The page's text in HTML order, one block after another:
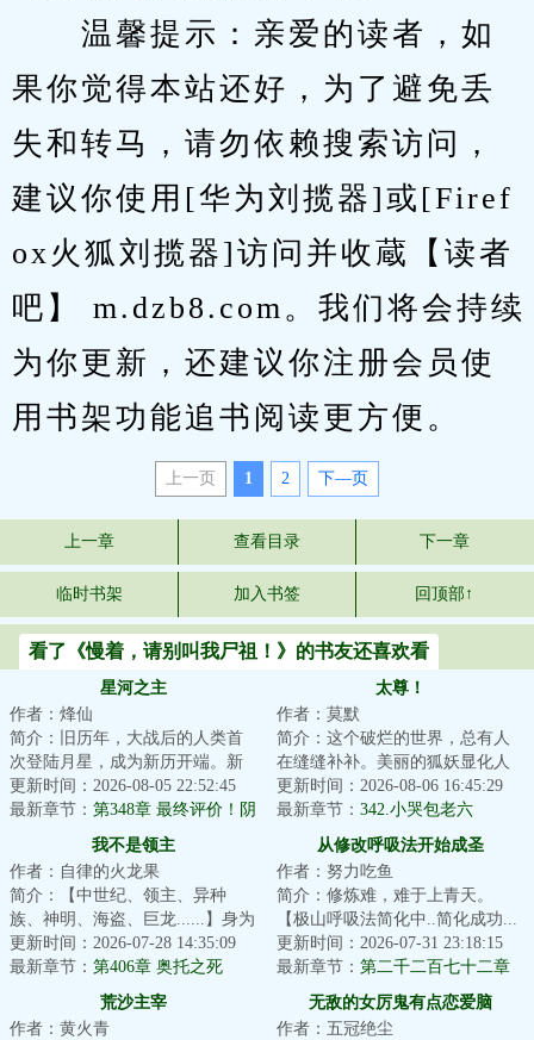
温馨提示：亲爱的读者，如
果你觉得本站还好，为了避免丢
失和转马，请勿依赖搜索访问，
建议你使用[华为刘揽器]或[Firef
ox火狐刘揽器]访问并收蔵【读者
吧】 m.dzb8.com。我们将会持续
为你更新，还建议你注册会员使
用书架功能追书阅读更方便。
上一页 1 2 下—页
上一章 查看目录 下一章
临时书架 加入书签 回顶部↑
看了《慢着，请别叫我尸祖！》的书友还喜欢看
星河之主
作者：烽仙
简介：旧历年，大战后的人类首
次登陆月星，成为新历开端。新
历年，月星人口超过亿，人类诞
生第一位星空武...
更新时间：2026-08-05 22:52:45
最新章节： 第348章 最终评价！阴
谋【万字求票】
太尊！
作者：莫默
简介：这个破烂的世界，总有人
在缝缝补补。美丽的狐妖显化人
身，毛茸茸的尾巴在身后摇曳生
姿，望着少年：...
更新时间：2026-08-06 16:45:29
最新章节： 342.小哭包老六
我不是领主
作者：自律的火龙果
简介：【中世纪、领主、异种
族、神明、海盗、巨龙......】身为
马匪头子，林恩本没有改变这个
时代的义务。...
更新时间：2026-07-28 14:35:09
最新章节： 第406章 奥托之死
从修改呼吸法开始成圣
作者：努力吃鱼
简介：修炼难，难于上青天。
【极山呼吸法简化中..简化成功...
极山呼吸法→呼吸!】陈斐深吸了
一口气。【极...
更新时间：2026-07-31 23:18:15
最新章节： 第二千二百七十二章
至强者
荒沙主宰
作者：黄火青
无敌的女厉鬼有点恋爱脑
作者：五冠绝尘